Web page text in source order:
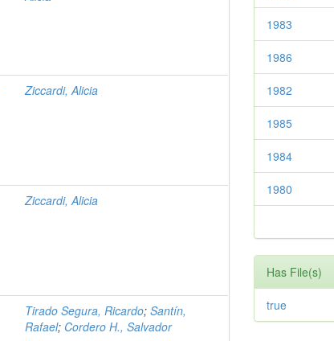
Ziccardi, Alicia
Ziccardi, Alicia
Tirado Segura, Ricardo;Santín,
Rafael; Cordero H., Salvador
1983
1986
1982
1985
1984
1980
Has File(s)
true